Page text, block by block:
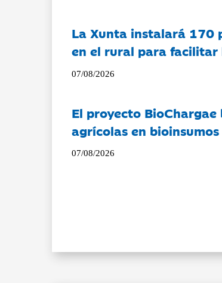
La Xunta instalará 170
en el rural para facilitar
07/08/2026
El proyecto
agrícolas en
07/08/2026